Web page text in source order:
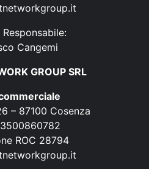
Cangemi
GROUP SRL
– 87100 Cosenza
ROC 28794